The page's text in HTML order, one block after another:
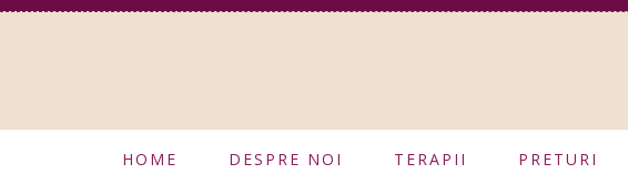
HOME DESPRE NOI TERAPII PRETURI